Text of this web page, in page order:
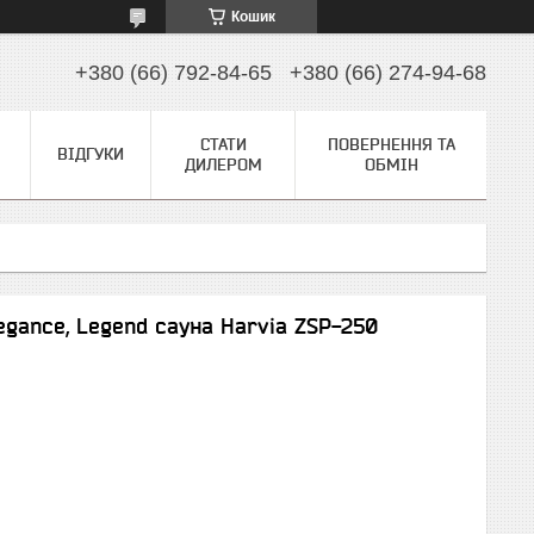
Кошик
+380 (66) 792-84-65 +380 (66) 274-94-68
ВІДГУКИ
СТАТИ
ДИЛЕРОМ
ПОВЕРНЕННЯ ТА
ОБМІН
Legend сауна Harvia ZSP-250